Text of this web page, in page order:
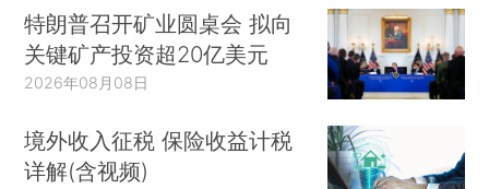
特朗普召开矿业圆桌会 拟向
关键矿产投资超20亿美元
2026年08月08日
境外收入征税 保险收益计税
详解(含视频)